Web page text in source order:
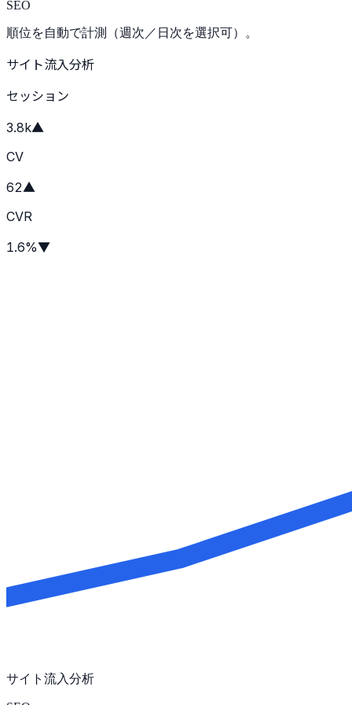
SEO
順位を自動で計測（週次／日次を選択可）。
サイト流入分析
セッション
3.8k▲
CV
62▲
CVR
1.6%▼
サイト流入分析